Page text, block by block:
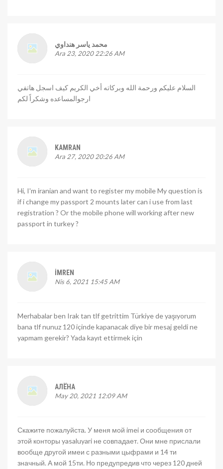
محمد ياسر هنداوي
Ara 23, 2020 22:26 AM
السلام عليكم ورحمة الله وبركاته أخي الكريم كيف اسجل هاتفي
ارجوالمساعده وشكراً لكم
KAMRAN
Ara 27, 2020 20:26 AM
Hi, I'm iranian and want to register my mobile My question is
if i change my passport 2 mounts later can i use from last
registration ? Or the mobile phone will working after new
passport in turkey ?
İMREN
Nis 6, 2021 15:45 AM
Merhabalar ben Irak tan tlf getrittim Türkiye de yaşıyorum
bana tlf nunuz 120 içinde kapanacak diye bir mesaj geldi ne
yapmam gerekir? Yada kayıt ettirmek için
АЛЁНА
May 20, 2021 12:09 AM
Скажите пожалуйста. У меня мой imei и сообщения от
этой конторы yasaluyari не совпадает. Они мне прислали
вообще другой имеи с разными цыфрами и 14 ти
значный. А мой 15ти. Но предупредив что через 120 дней